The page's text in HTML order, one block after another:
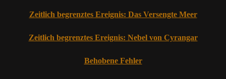
Zeitlich begrenztes Ereignis: Das Versengte Meer
Zeitlich begrenztes Ereignis: Nebel von Cyrangar
Behobene Fehler